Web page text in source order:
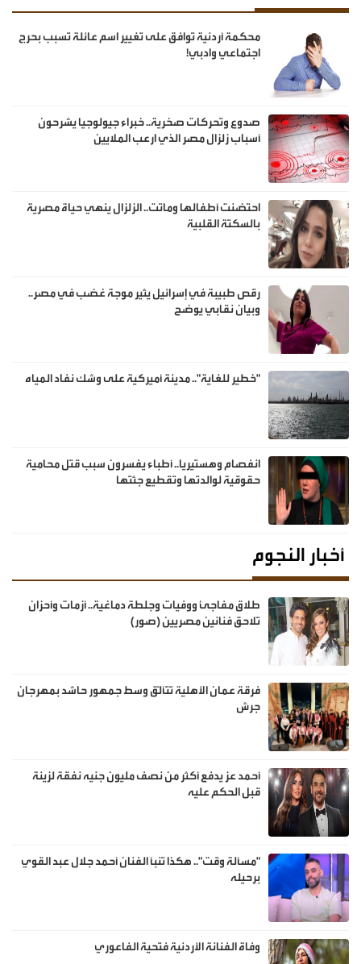
محكمة أردنية توافق على تغيير اسم عائلة تسبب بحرج
اجتماعي وادبي!
صدوع وتحركات صخرية.. خبراء جيولوجيا يشرحون
أسباب زلزال مصر الذي ارعب الملايين
احتضنت أطفالها وماتت.. الزلزال ينهي حياة مصرية
بالسكتة القلبية
رقص طبيبة في إسرائيل يثير موجة غضب في مصر..
وبيان نقابي يوضح
"خطير للغاية".. مدينة أميركية على وشك نفاد المياه
انفصام وهستيريا.. أطباء يفسرون سبب قتل محامية
حقوقية لوالدتها وتقطيع جثتها
أخبار النجوم
طلاق مفاجئ ووفيات وجلطة دماغية.. أزمات وأحزان
تلاحق فنانين مصريين (صور)
فرقة عمان الأهلية تتألّق وسط جمهور حاشد بمهرجان
جرش
أحمد عز يدفع أكثر من نصف مليون جنيه نفقة لزينة
قبل الحكم عليه
"مسألة وقت".. هكذا تنبأ الفنان أحمد جلال عبد القوي
برحيله
وفاة الفنانة الأردنية فتحية الفاعوري